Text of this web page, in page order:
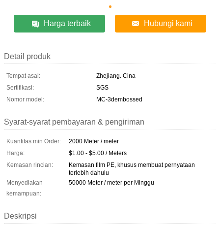
Harga terbaik Hubungi kami
Detail produk
Tempat asal:
Zhejiang. Cina
Sertifikasi:
SGS
Nomor model:
MC-3dembossed
Syarat-syarat pembayaran & pengiriman
Kuantitas min Order:
2000 Meter / meter
Harga:
$1.00 - $5.00 / Meters
Kemasan rincian:
Kemasan film PE, khusus membuat pernyataan
terlebih dahulu
Menyediakan
kemampuan:
50000 Meter / meter per Minggu
Deskripsi